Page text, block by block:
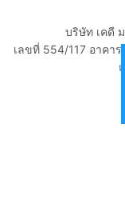
บริษัท เคดี
เลขที่ 554/117 อาคา